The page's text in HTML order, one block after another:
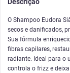
O Shampoo Eudora
secos e danificados,
Sua fórmula
fibras capilares,
radiante. Ideal para o
controla o frizz e